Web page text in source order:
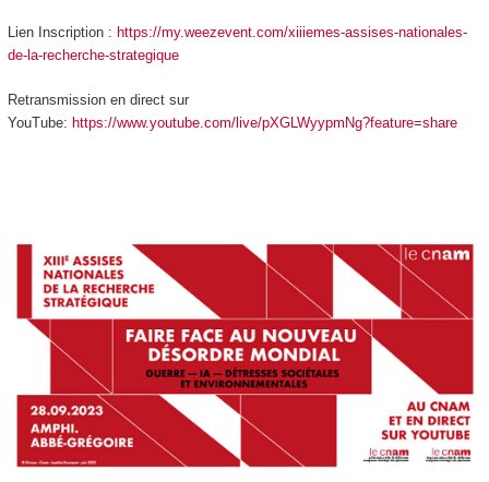
Lien Inscription : https://my.weezevent.com/xiiiemes-assises-nationales-
de-la-recherche-strategique
Retransmission en direct sur
YouTube: https://www.youtube.com/live/pXGLWyypmNg?feature=share